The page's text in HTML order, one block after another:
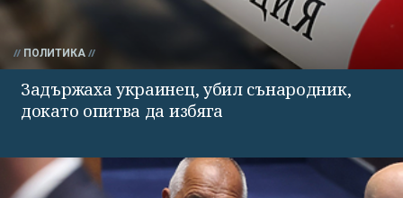
ПОЛИТИКА
Задържаха украинец, убил сънародник,
докато опитва да избяга